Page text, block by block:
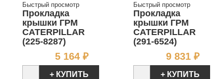
Быстрый просмотр
Прокладка
крышки ГРМ
CATERPILLAR
(225-8287)
5 164 ₽Цена
+ КУПИТЬ
Быстрый просмотр
Прокладка
крышки ГРМ
CATERPILLAR
(291-6524)
9 831 ₽
+ КУПИТЬ